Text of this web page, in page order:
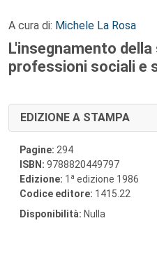
A cura di: Michele La Rosa
L'insegnamento
professioni sociali e
EDIZIONE A STAMPA
Pagine: 294
ISBN: 9788820449797
Edizione: 1 a edizione 1986
Codice editore: 1415.22
Disponibilità: Nulla